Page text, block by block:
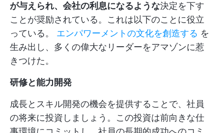
が与えられ、会社の利息になるような決定を下す
ことが奨励されている。これは以下のことに役立
っている。 エンパワーメントの文化を創造する を
生み出し、多くの偉大なリーダーをアマゾンに惹
きつけた。
研修と能力開発
成長とスキル開発の機会を提供することで、社員
の将来に投資しましょう。この投資は前向きな仕